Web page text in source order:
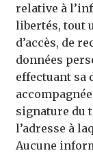
relative à
libertés, tout
d’accès, de
données
effectuant sa
signature du
l’adresse à
Aucune